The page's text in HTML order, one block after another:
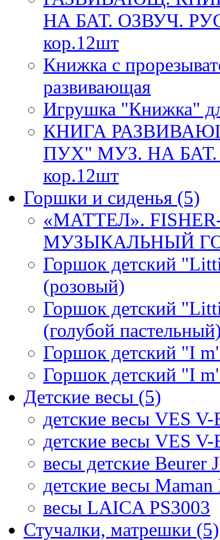
НА БАТ. ОЗВУЧ.
кор.12шт
Книжка с
развивающая
Игрушка "Книжка"
КНИГА
ПУХ" МУЗ. НА
кор.12шт
Горшки и сиденья (5)
«МАТТЕЛ».
МУЗЫКАЛЬНЫЙ
Горшок детский
(розовый)
Горшок детский
(голубой
Горшок детский "I
Горшок детский "I
Детские весы (5)
детские весы VES
детские весы VES
весы детские Beurer
детские весы
весы LAICA PS3003
Стучалки, матрешки (5)